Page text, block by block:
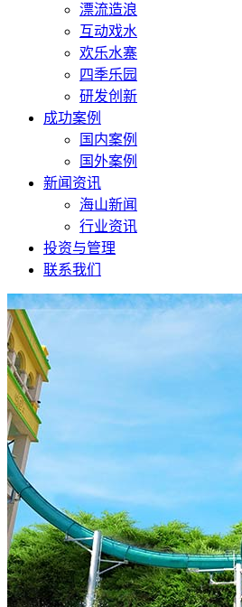
漂流造浪
互动戏水
欢乐水寨
四季乐园
研发创新
成功案例
国内案例
国外案例
新闻资讯
海山新闻
行业资讯
投资与管理
联系我们